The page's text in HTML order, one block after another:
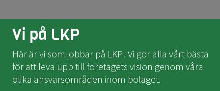
Vi på LKP
Här är vi som jobbar på LKP! Vi gör alla vårt bästa
för att leva upp till företagets vision genom våra
olika ansvarsområden inom bolaget.